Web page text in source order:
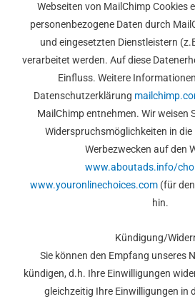
Webseiten von MailChimp Cookies
personenbezogene Daten durch
und eingesetzten Dienstleistern
verarbeitet werden. Auf diese
Einfluss. Weitere
Datenschutzerklärung
MailChimp entnehmen. Wir weisen
Widerspruchsmöglichkeiten in
Werbezwecken auf den
www.aboutads.info/
www.youronlinechoices.com (für
hin.
Kündigung/
Sie können den Empfang unseres
kündigen, d.h. Ihre Einwilligungen
gleichzeitig Ihre Einwilligungen in